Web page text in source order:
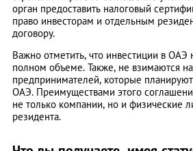
орган предоставить налоговый
право инвесторам и отдельным
договору.
Важно отметить, что инвестиции в ОАЭ
полном объеме. Также, не взимаются
предпринимателей, которые
ОАЭ. Преимуществами этого
не только компании, но и физические
резидента.